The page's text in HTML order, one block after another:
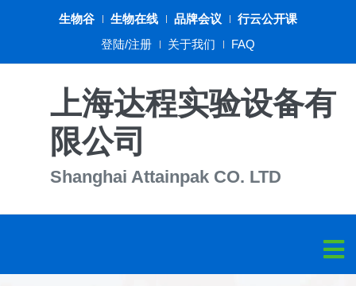
生物谷 生物在线 品牌会议
行云公开课
登陆/注册
关于我们 FAQ
上海达程实验设备有
限公司
Shanghai Attainpak CO. LTD